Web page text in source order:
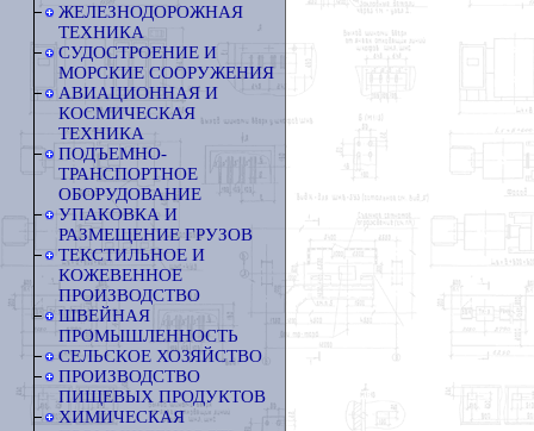
ЖЕЛЕЗНОДОРОЖНАЯ
ТЕХНИКА
СУДОСТРОЕНИЕ И
МОРСКИЕ СООРУЖЕНИЯ
АВИАЦИОННАЯ И
КОСМИЧЕСКАЯ
ТЕХНИКА
ПОДЪЕМНО-
ТРАНСПОРТНОЕ
ОБОРУДОВАНИЕ
УПАКОВКА И
РАЗМЕЩЕНИЕ ГРУЗОВ
ТЕКСТИЛЬНОЕ И
КОЖЕВЕННОЕ
ПРОИЗВОДСТВО
ШВЕЙНАЯ
ПРОМЫШЛЕННОСТЬ
СЕЛЬСКОЕ ХОЗЯЙСТВО
ПРОИЗВОДСТВО
ПИЩЕВЫХ ПРОДУКТОВ
ХИМИЧЕСКАЯ